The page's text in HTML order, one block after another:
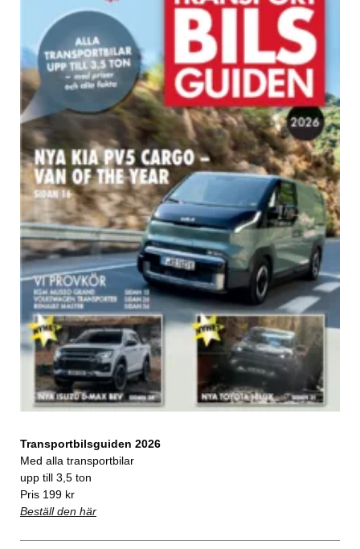
Transportbilsguiden 2026
Med alla transportbilar
upp till 3,5 ton
Pris 199 kr
Beställ den här